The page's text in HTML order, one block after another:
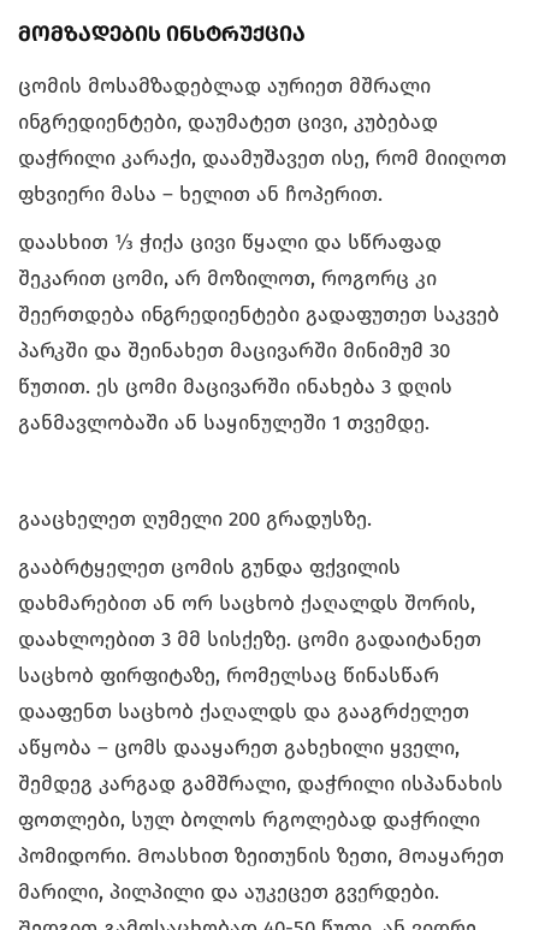
მომზადების ინსტრუქცია
ცომის მოსამზადებლად აურიეთ მშრალი
ინგრედიენტები, დაუმატეთ ცივი, კუბებად
დაჭრილი კარაქი, დაამუშავეთ ისე, რომ მიიღოთ
ფხვიერი მასა – ხელით ან ჩოპერით.
დაასხით ⅓ ჭიქა ცივი წყალი და სწრაფად
შეკარით ცომი, არ მოზილოთ, როგორც კი
შეერთდება ინგრედიენტები გადაფუთეთ საკვებ
პარკში და შეინახეთ მაცივარში მინიმუმ 30
წუთით. ეს ცომი მაცივარში ინახება 3 დღის
განმავლობაში ან საყინულეში 1 თვემდე.
გააცხელეთ ღუმელი 200 გრადუსზე.
გააბრტყელეთ ცომის გუნდა ფქვილის
დახმარებით ან ორ საცხობ ქაღალდს შორის,
დაახლოებით 3 მმ სისქეზე. ცომი გადაიტანეთ
საცხობ ფირფიტაზე, რომელსაც წინასწარ
დააფენთ საცხობ ქაღალდს და გააგრძელეთ
აწყობა – ცომს დააყარეთ გახეხილი ყველი,
შემდეგ კარგად გამშრალი, დაჭრილი ისპანახის
ფოთლები, სულ ბოლოს რგოლებად დაჭრილი
პომიდორი. Მოასხით ზეითუნის ზეთი, Მოაყარეთ
მარილი, პილპილი და აუკეცეთ გვერდები.